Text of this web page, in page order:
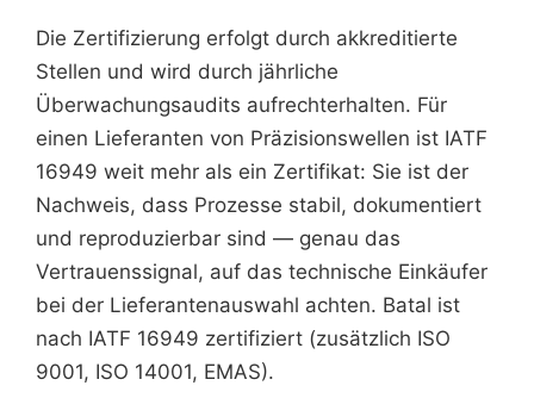
Die Zertifizierung erfolgt durch akkreditierte
Stellen und wird durch jährliche
Überwachungsaudits aufrechterhalten. Für
einen Lieferanten von Präzisionswellen ist IATF
16949 weit mehr als ein Zertifikat: Sie ist der
Nachweis, dass Prozesse stabil, dokumentiert
und reproduzierbar sind — genau das
Vertrauenssignal, auf das technische Einkäufer
bei der Lieferantenauswahl achten. Batal ist
nach IATF 16949 zertifiziert (zusätzlich ISO
9001, ISO 14001, EMAS).